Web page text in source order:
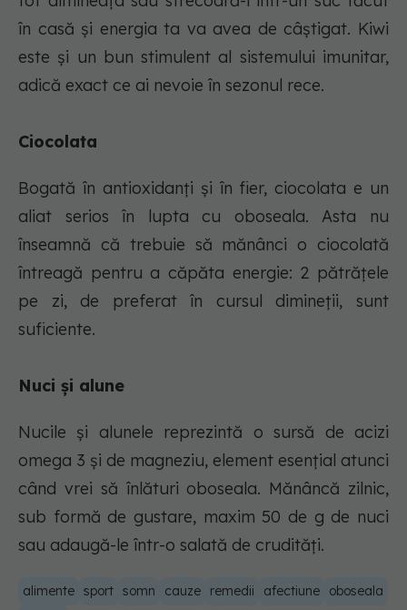
în casă și energia ta va avea de câștigat. Kiwi
este și un bun stimulent al sistemului imunitar,
adică exact ce ai nevoie în sezonul rece.
Ciocolata
Bogată în antioxidanți și în fier, ciocolata e un
aliat serios în lupta cu oboseala. Asta nu
înseamnă că trebuie să mănânci o ciocolată
întreagă pentru a căpăta energie: 2 pătrățele
pe zi, de preferat în cursul dimineții, sunt
suficiente.
Nuci și alune
Nucile și alunele reprezintă o sursă de acizi
omega 3 și de magneziu, element esențial atunci
când vrei să înlături oboseala. Mănâncă zilnic,
sub formă de gustare, maxim 50 de g de nuci
sau adaugă-le într-o salată de crudități.
alimente sport somn cauze remedii afectiune
oboseala